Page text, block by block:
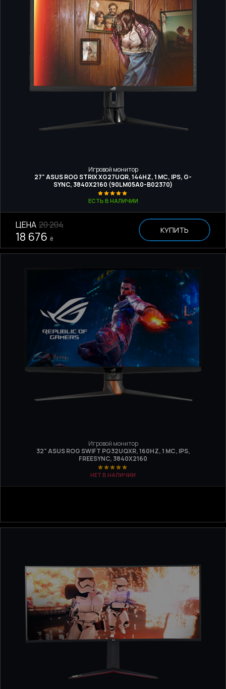
Игровой монитор
27" ASUS ROG STRIX XG27UQR, 144HZ, 1 МС, IPS, G-
SYNC, 3840Х2160 (90LM05A0-B02370)
ЕСТЬ В НАЛИЧИИ
ЦЕНА 20 204
18 676 ₴
КУПИТЬ
Игровой монитор
32" ASUS ROG SWIFT PG32UQXR, 160HZ, 1 МС, IPS,
FREESYNC, 3840Х2160
НЕТ В НАЛИЧИИ